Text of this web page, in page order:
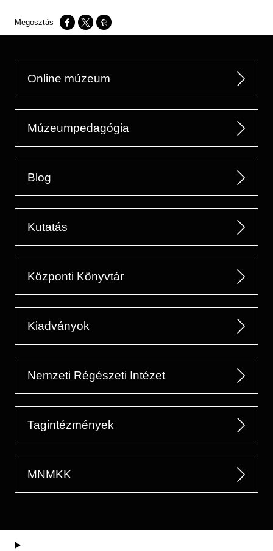
Opens in a new window
Opens in a new window
Opens in a new window
Online múzeum
Múzeumpedagógia
Blog
Kutatás
Központi Könyvtár
Kiadványok
Nemzeti Régészeti Intézet
Tagintézmények
MNMKK